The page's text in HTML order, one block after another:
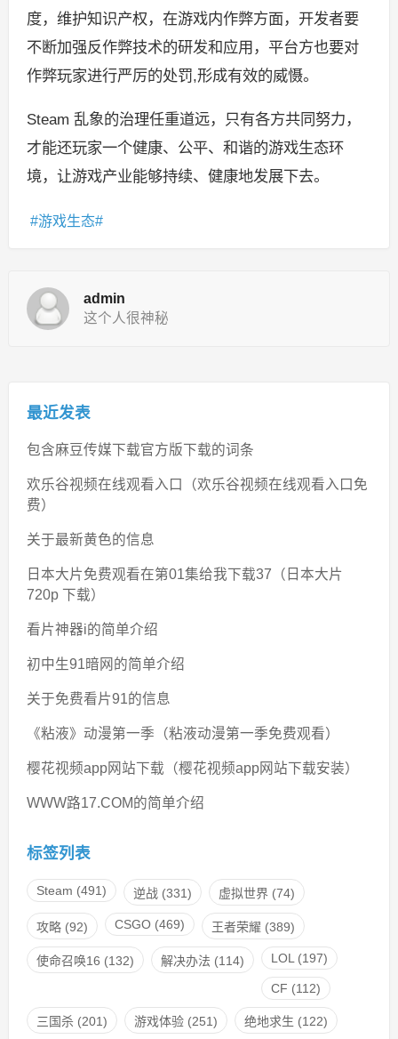
度，维护知识产权，在游戏内作弊方面，开发者要
不断加强反作弊技术的研发和应用，平台方也要对
作弊玩家进行严厉的处罚,形成有效的威慑。
Steam 乱象的治理任重道远，只有各方共同努力，
才能还玩家一个健康、公平、和谐的游戏生态环
境，让游戏产业能够持续、健康地发展下去。
游戏生态
admin
这个人很神秘
最近发表
包含麻豆传媒下载官方版下载的词条
欢乐谷视频在线观看入口（欢乐谷视频在线观看入口免
费）
关于最新黄色的信息
日本大片免费观看在第01集给我下载37（日本大片
720p 下载）
看片神器i的简单介绍
初中生91暗网的简单介绍
关于免费看片91的信息
《粘液》动漫第一季（粘液动漫第一季免费观看）
樱花视频app网站下载（樱花视频app网站下载安装）
WWW路17.COM的简单介绍
标签列表
Steam (491) 逆战(331) 虚拟世界(74)
攻略(92) CSGO(469) 王者荣耀 (389)
使命召唤16 (132) 解决办法 (114) LOL (197)
CF (112)
三国杀(201) 游戏体验(251) 绝地求生 (122)